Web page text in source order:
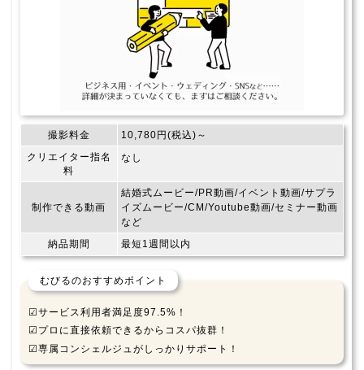
撮影料金
10,780円(税込)～
クリエイター指名
料
なし
制作できる動画
結婚式ムービー/PR動画/イベント動画/サプラ
イズムービー/CM/Youtube動画/セミナー動画
など
納品期間
最短1週間以内
むびるのおすすめポイント
☑サービス利用者満足度97.5%！
☑プロに直接依頼できるからコスパ抜群！
☑専属コンシェルジュがしっかりサポート！